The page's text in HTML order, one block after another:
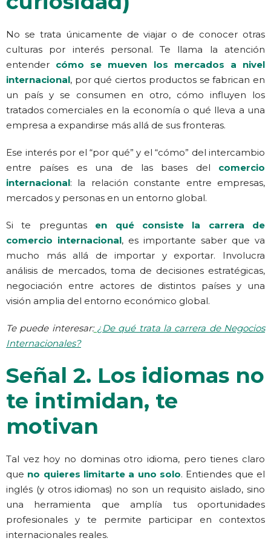
No se trata únicamente de viajar o de conocer otras
culturas por interés personal. Te llama la atención
entender cómo se mueven los mercados a nivel
internacional, por qué ciertos productos se fabrican en
un país y se consumen en otro, cómo influyen los
tratados comerciales en la economía o qué lleva a una
empresa a expandirse más allá de sus fronteras.
Ese interés por el “por qué” y el “cómo” del intercambio
entre países es una de las bases del comercio
internacional: la relación constante entre empresas,
mercados y personas en un entorno global.
Si te preguntas en qué consiste la carrera de
comercio internacional, es importante saber que va
mucho más allá de importar y exportar. Involucra
análisis de mercados, toma de decisiones estratégicas,
negociación entre actores de distintos países y una
visión amplia del entorno económico global.
Te puede interesar: ¿De qué trata la carrera de Negocios
Internacionales?
Señal 2. Los idiomas no
te intimidan, te
motivan
Tal vez hoy no dominas otro idioma, pero tienes claro
que no quieres limitarte a uno solo. Entiendes que el
inglés (y otros idiomas) no son un requisito aislado, sino
una herramienta que amplía tus oportunidades
profesionales y te permite participar en contextos
internacionales reales.